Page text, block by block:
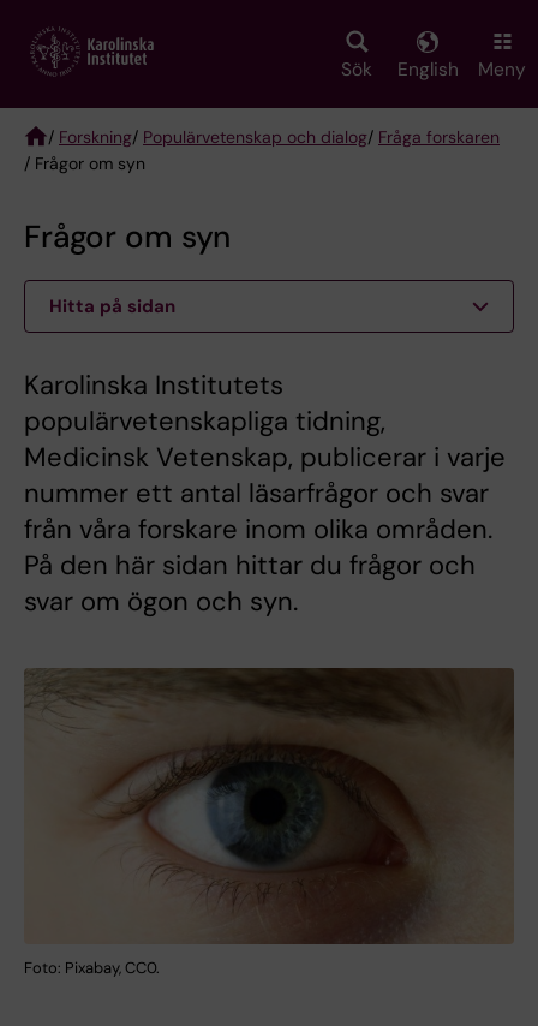
main
Sök English Meny
Breadcrumb
/ Forskning/ Populärvetenskap och dialog/ Fråga forskaren
/ Frågor om syn
Frågor om syn
Hitta på sidan
Karolinska Institutets
populärvetenskapliga tidning,
Medicinsk Vetenskap, publicerar i varje
nummer ett antal läsarfrågor och svar
från våra forskare inom olika områden.
På den här sidan hittar du frågor och
svar om ögon och syn.
Foto: Pixabay, CC0.